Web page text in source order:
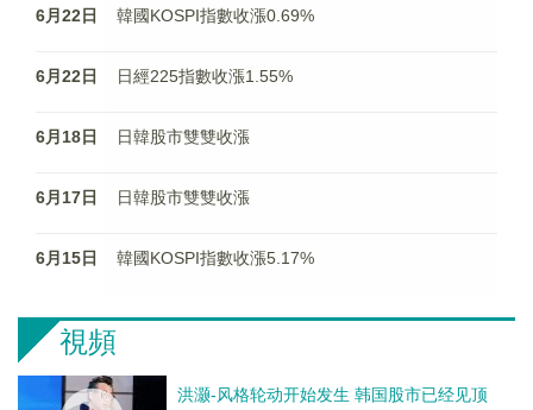
6月22日 韓國KOSPI指數收漲0.69%
6月22日 日經225指數收漲1.55%
6月18日 日韓股市雙雙收漲
6月17日 日韓股市雙雙收漲
6月15日 韓國KOSPI指數收漲5.17%
視頻
洪灏-风格轮动开始发生 韩国股市已经见顶